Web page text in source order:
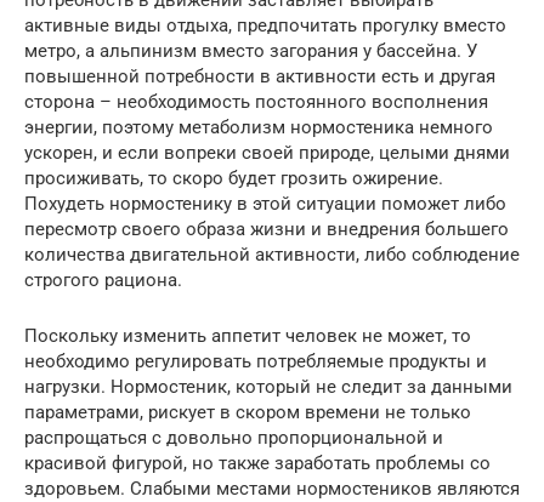
активные виды отдыха, предпочитать прогулку вместо
метро, а альпинизм вместо загорания у бассейна. У
повышенной потребности в активности есть и другая
сторона – необходимость постоянного восполнения
энергии, поэтому метаболизм нормостеника немного
ускорен, и если вопреки своей природе, целыми днями
просиживать, то скоро будет грозить ожирение.
Похудеть нормостенику в этой ситуации поможет либо
пересмотр своего образа жизни и внедрения большего
количества двигательной активности, либо соблюдение
строгого рациона.
Поскольку изменить аппетит человек не может, то
необходимо регулировать потребляемые продукты и
нагрузки. Нормостеник, который не следит за данными
параметрами, рискует в скором времени не только
распрощаться с довольно пропорциональной и
красивой фигурой, но также заработать проблемы со
здоровьем. Слабыми местами нормостеников являются